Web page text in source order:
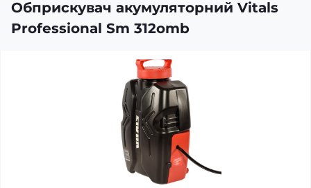
Обприскувач акумуляторний Vitals
Professional Sm 312omb